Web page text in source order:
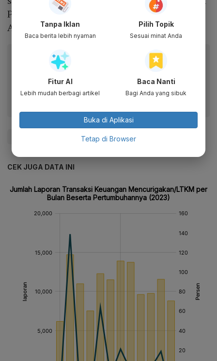
Pemeriksa Keuangan (BPK) ketika itu Harry
Azhar Azis.
Baca artikel ini lewat aplikasi mobile.
Dapatkan pengalaman membaca lebih nyaman dan nikmati
fitur menarik lainnya lewat aplikasi mobile Katadata.
#Peristiwa #Keuangan
CEK JUGA DATA INI
Tanpa Iklan
Baca berita lebih nyaman
Pilih Topik
Sesuai minat Anda
Fitur AI
Lebih mudah berbagi artikel
Baca Nanti
Bagi Anda yang sibuk
Buka di Aplikasi
Tetap di Browser